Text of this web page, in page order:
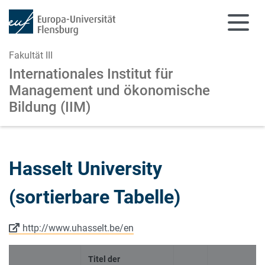
Fakultät III
Internationales Institut für
Management und ökonomische
Bildung (IIM)
Hasselt University
(sortierbare Tabelle)
http://www.uhasselt.be/en
Titel der